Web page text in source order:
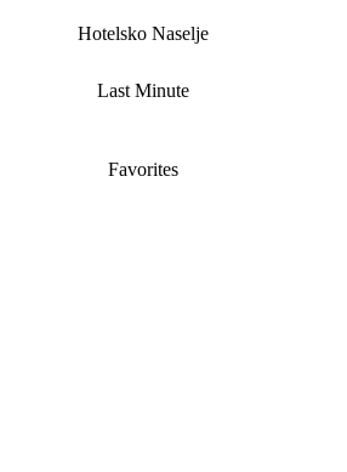
Hotelsko Naselje
Last Minute
Favorites